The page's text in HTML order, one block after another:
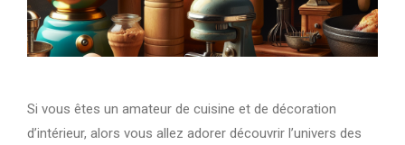
Si vous êtes un amateur de cuisine et de décoration
d’intérieur, alors vous allez adorer découvrir l’univers des